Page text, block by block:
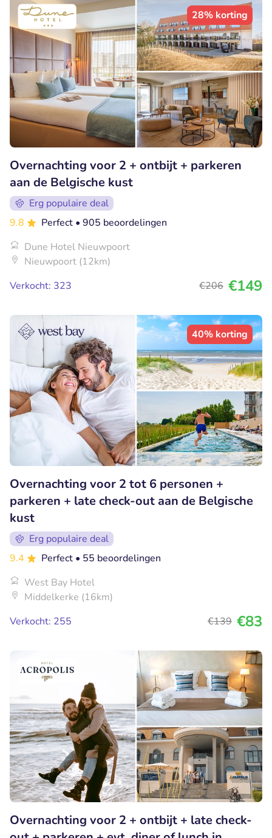
28% korting
Overnachting voor 2 + ontbijt + parkeren
aan de Belgische kust
Erg populaire deal
9.8
Perfect • 905 beoordelingen
Dune Hotel Nieuwpoort
Nieuwpoort (12km)
Verkocht: 323
€206 €149
40% korting
Overnachting voor 2 tot 6 personen +
parkeren + late check-out aan de Belgische
kust
Erg populaire deal
9.4
Perfect • 55 beoordelingen
West Bay Hotel
Middelkerke (16km)
Verkocht: 255
€139 €83
Overnachting voor 2 + ontbijt + late check-